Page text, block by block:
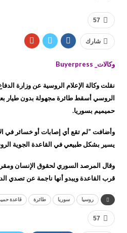
57
شارك
وكالات_ Buyerpress
نقلت وكالة الإعلام الروسية عن وزارة
الروسي أسقط طائرة مجهولة بدون طيار
حميميم بسوريا.
وأضافت ”لم تقع أي إصابات أو خسائر في
يسير بشكل طبيعي في القاعدة الجوية
وقال المرصد السوري لحقوق الإنسان
قرب القاعدة ويبدو أنها ناجمة عن تصدي
روسيا سوريا طائرة قاعدة
57